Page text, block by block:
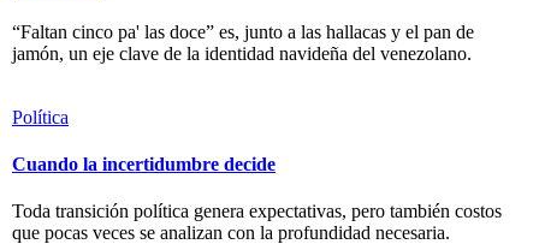
“Faltan cinco pa' las doce” es, junto a las hallacas y el pan de
jamón, un eje clave de la identidad navideña del venezolano.
Política
Cuando la incertidumbre decide
Toda transición política genera expectativas, pero también costos
que pocas veces se analizan con la profundidad necesaria.